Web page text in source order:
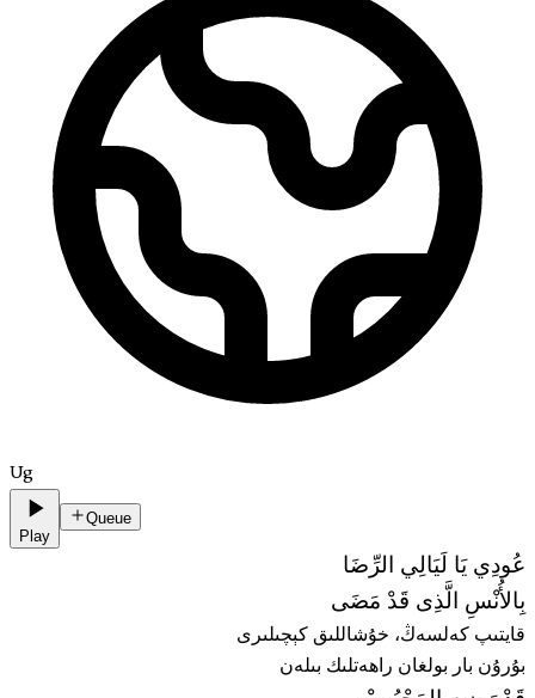
Ug
Play
Queue
عُودِي يَا لَيَالِي الرِّضَا
بِالأُنْسِ الَّذِى قَدْ مَضَى
قايتىپ كەلسەڭ، خۇشاللىق كېچىلىرى
بۇرۇن بار بولغان راھەتلىك بىلەن